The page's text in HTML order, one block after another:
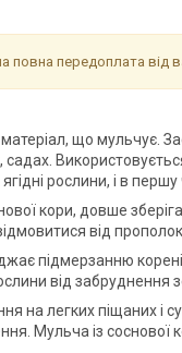
повна передоплата від
що мульчує.
рослини, і в
кори, довше
від
підмерзанню
від забруднення
на легких піщаних і
Мульча із соснової